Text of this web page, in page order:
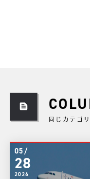
同じカテゴ
05/
28
2026